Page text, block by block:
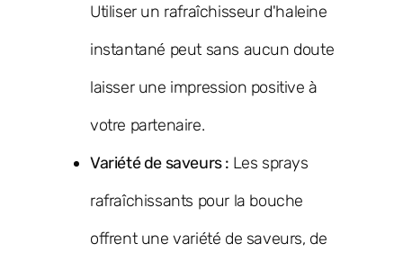
Utiliser un rafraîchisseur d'haleine
instantané peut sans aucun doute
laisser une impression positive à
votre partenaire.
Variété de saveurs : Les sprays
rafraîchissants pour la bouche
offrent une variété de saveurs, de